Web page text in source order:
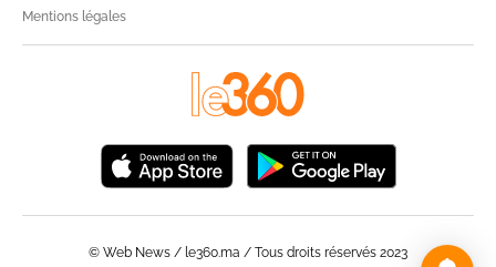
Mentions légales
© Web News / le360.ma / Tous droits réservés 2023